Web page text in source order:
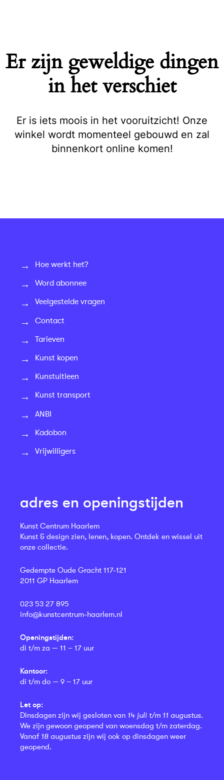
Er zijn geweldige dingen
in het verschiet
Er is iets moois in het vooruitzicht! Onze
winkel wordt momenteel gebouwd en zal
binnenkort online komen!
Hoe werkt het?
Word abonnee
Veelgestelde vragen
Contact
Tarieven
Kunst kopen
Kunstuitleen
Kunst transport
ANBI
Kadobon
Vrijwilligers
adres en openingstijden
Kunst Centrum Haarlem
Kunst & design zien, lenen, kopen. Ontdek en wissel uit
onze collectie.
Gedempte Oude Gracht 117-121
2011 GP Haarlem
023 53 27 895
info@kunstcentrum-haarlem.nl
Openingstijden:
di t/m za — 11 – 17 uur
Kantoor:
di t/m do — 9 – 17 uur
Let op:
Dinsdagen zijn wij gesloten van 14 juli t/m 11 augustus.
We zijn gewoon geopend van woensdag t/m zaterdag.
Vanaf 18 augustus zijn wij ook op dinsdagen weer
geopend.